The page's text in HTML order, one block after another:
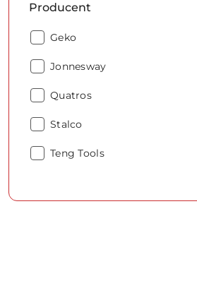
Producent
Producent:
Geko
Producent:
Jonnesway
Producent:
Quatros
Producent:
Stalco
Producent:
Teng Tools